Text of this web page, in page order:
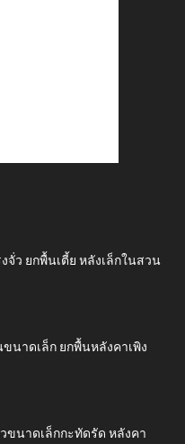
จั่ว ยกพื้นเตี้ย หลังเล็กในสวน
นาดเล็ก ยกพื้นหลังคาเพิง
ขนาดเล็กกะทัดรัด หลังคา